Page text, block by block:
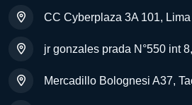
CC Cyberplaza 3A 101, Lima
jr gonzales prada N°550 int
Mercadillo Bolognesi A37,